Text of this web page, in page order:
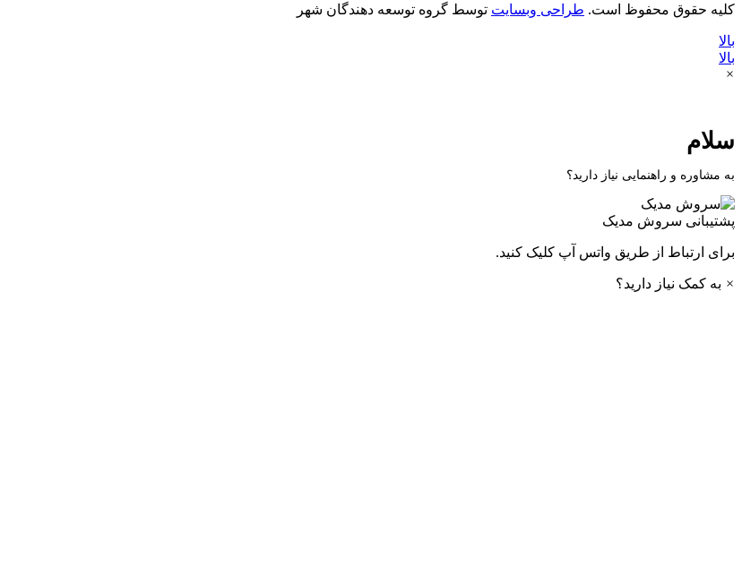
کلیه حقوق محفوظ است. طراحی وبسایت توسط گروه توسعه دهندگان شهر
بالا
بالا
×
سلام
به مشاوره و راهنمایی نیاز دارید؟
پشتیبانی سروش مدیک
برای ارتباط از طریق واتس آپ کلیک کنید.
× به کمک نیاز دارید؟